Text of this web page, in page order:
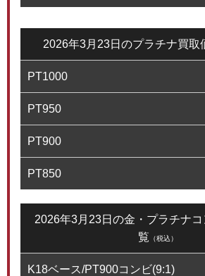
2026年3月23日のプラチナ買取
PT1000
PT950
PT900
PT850
2026年3月23日の金・プラチナ
覧 （税込）
K18ベース/PT900コンビ(9:1)